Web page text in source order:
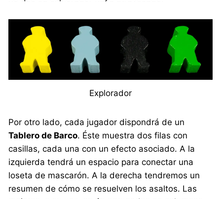
Explorador
Por otro lado, cada jugador dispondrá de un
Tablero de Barco. Éste muestra dos filas con
casillas, cada una con un efecto asociado. A la
izquierda tendrá un espacio para conectar una
loseta de mascarón. A la derecha tendremos un
resumen de cómo se resuelven los asaltos. Las